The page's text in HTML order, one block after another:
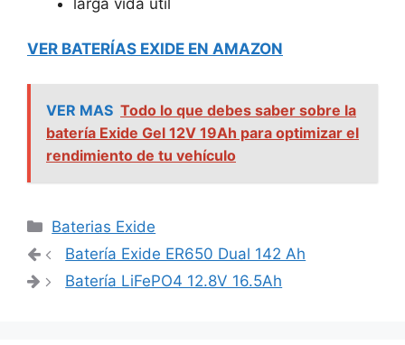
VER BATERÍAS EXIDE EN AMAZON
VER MAS Todo lo que debes saber sobre la
batería Exide Gel 12V 19Ah para optimizar el
rendimiento de tu vehículo
Categorías
Baterias Exide
Navegación
de
Batería Exide ER650 Dual 142 Ah
Batería LiFePO4 12.8V 16.5Ah